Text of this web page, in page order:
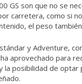
GS son que no se
carretera, como si
el peso
y Adventure,
aprovechado para
la posibilidad de